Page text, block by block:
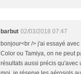
barbut 02/03/2018 07:47
bonjour<br /> j'ai essayé avec
Color ou Tamiya, on ne peut
résultats aussi précis qu'avec